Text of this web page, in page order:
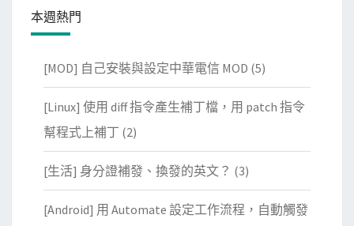
本週熱門
[MOD] 自己安裝與設定中華電信 MOD (5)
[Linux] 使用 diff 指令產生補丁檔，用 patch 指令
幫程式上補丁 (2)
[生活] 身分證補發、換發的英文？ (3)
[Android] 用 Automate 設定工作流程，自動觸發